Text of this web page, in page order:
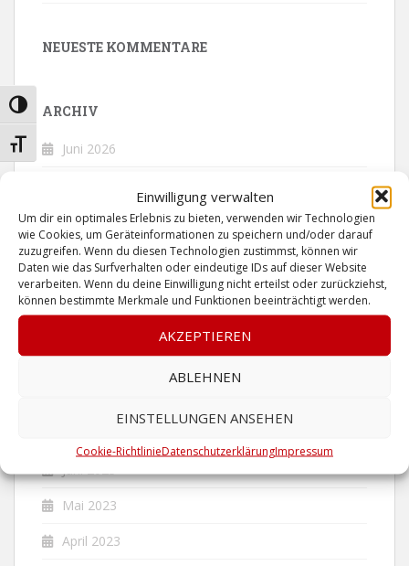
Einwilligung verwalten
Um dir ein optimales Erlebnis zu bieten, verwenden wir Technologien
wie Cookies, um Geräteinformationen zu speichern und/oder darauf
zuzugreifen. Wenn du diesen Technologien zustimmst, können wir
Daten wie das Surfverhalten oder eindeutige IDs auf dieser Website
verarbeiten. Wenn du deine Einwilligung nicht erteilst oder zurückziehst,
können bestimmte Merkmale und Funktionen beeinträchtigt werden.
AKZEPTIEREN
ABLEHNEN
EINSTELLUNGEN ANSEHEN
Cookie-RichtlinieDatenschutzerklärungImpressum
UMSCHALTEN AUF HOHE KONTRASTE
SCHRIFT VERGRÖSSERN
NEUESTE KOMMENTARE
ARCHIV
Juni 2026
April 2026
Oktober 2025
Mai 2025
Juni 2024
Mai 2023
April 2023